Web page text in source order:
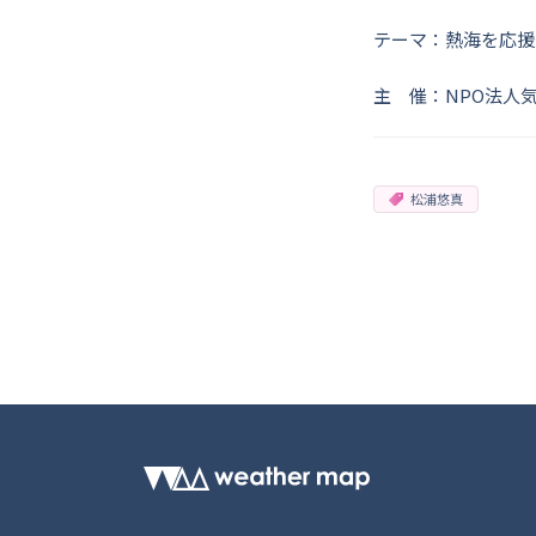
テーマ：熱海を応
主 催：NPO法人
松浦悠真